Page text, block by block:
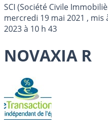
SCI (Société Civile
mercredi 19 mai 2021 , mis
2023 à 10 h 43
NOVAXIA R